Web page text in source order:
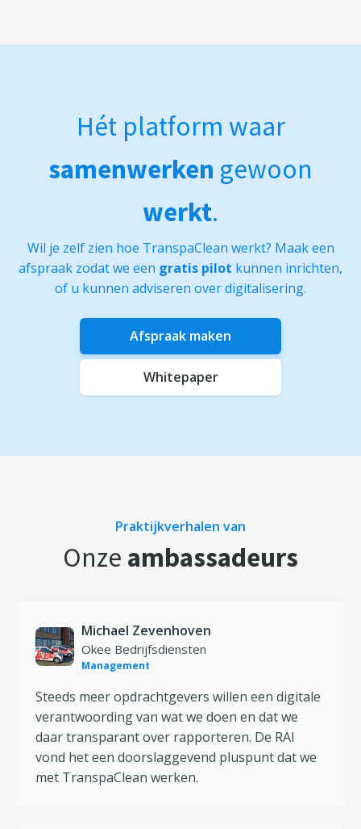
Hét platform waar
samenwerken gewoon
werkt.
Wil je zelf zien hoe TranspaClean werkt? Maak een
afspraak zodat we een gratis pilot kunnen inrichten,
of u kunnen adviseren over digitalisering.
Afspraak maken
Whitepaper
Praktijkverhalen van
Onze ambassadeurs
Michael Zevenhoven
Okee Bedrijfsdiensten
Management
Steeds meer opdrachtgevers willen een digitale
verantwoording van wat we doen en dat we
daar transparant over rapporteren. De RAI
vond het een doorslaggevend pluspunt dat we
met TranspaClean werken.